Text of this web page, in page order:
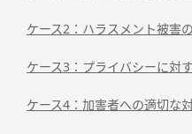
ケース2：ハラスメント被害
ケース3：プライバシーに対
ケース4：加害者への適切な